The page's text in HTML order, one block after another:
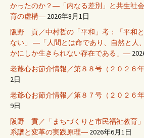
かったのか？―「内なる差別」と共生社
育の虚構― 2026年8月1日
阪野 貢／中村哲の「平和」考：「平和
ない」 ―「人間とは命であり、自然と人
かにしか生きられない存在である」―
老爺心お節介情報／第８８号（２０２６年
2日
老爺心お節介情報／第８７号（２０２６年
9日
阪野 貢／「まちづくりと市民福祉教育
系譜と変革の実践原理― 2026年6月1日